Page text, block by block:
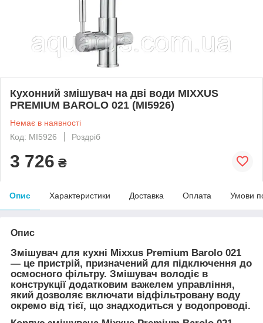
Кухонний змішувач на дві води MIXXUS
PREMIUM BAROLO 021 (MI5926)
Немає в наявності
Код: MI5926
Роздріб
3 726 ₴
Опис Характеристики Доставка Оплата Умови
Опис
Змішувач для кухні Mixxus Premium Barolo 021
— це пристрій, призначений для підключення до
осмосного фільтру. Змішувач володіє в
конструкції додатковим важелем управління,
який дозволяє включати відфільтровану воду
окремо від тієї, що знадходиться у водопроводі.